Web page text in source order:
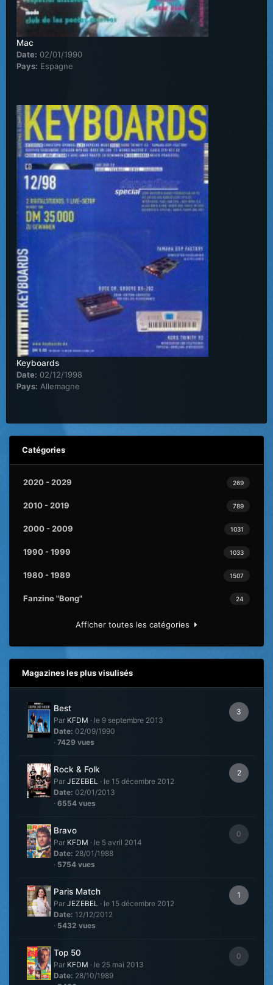
Mac
Date: 02/01/1990
Pays: Espagne
Keyboards
Date: 02/12/1998
Pays: Allemagne
Catégories
269
2020 - 2029
789
2010 - 2019
1031
2000 - 2009
1033
1990 - 1999
1507
1980 - 1989
24
Fanzine "Bong"
Afficher toutes les catégories
Magazines les plus visulisés
3
Best
Par KFDM · le 9 septembre 2013
Date: 02/09/1990
· 7429 vues
2
Rock & Folk
Par JEZEBEL · le 15 décembre 2012
Date: 02/01/2013
· 6554 vues
0
Bravo
Par KFDM · le 5 avril 2014
Date: 28/01/1988
· 5754 vues
1
Paris Match
Par JEZEBEL · le 15 décembre 2012
Date: 12/12/2012
· 5432 vues
0
Top 50
Par KFDM · le 25 mai 2013
Date: 28/10/1989